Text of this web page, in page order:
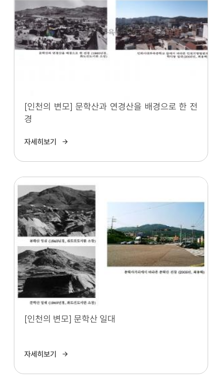
[인천의 변모] 문학산과 연경산을 배경으로 한 전
경
자세히보기
[인천의 변모] 문학산 일대
자세히보기